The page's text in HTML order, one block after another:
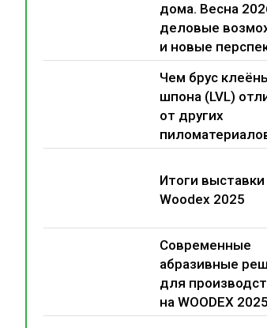
дома. Весна
деловые
и новые
Чем брус
шпона (LVL)
от других
Итоги выставки
Woodex 2025
Современные
абразивные
для
на WOODEX 2025